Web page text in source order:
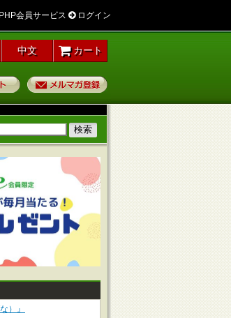
会員サービス ログイン
中文 カート
プレゼント
）』